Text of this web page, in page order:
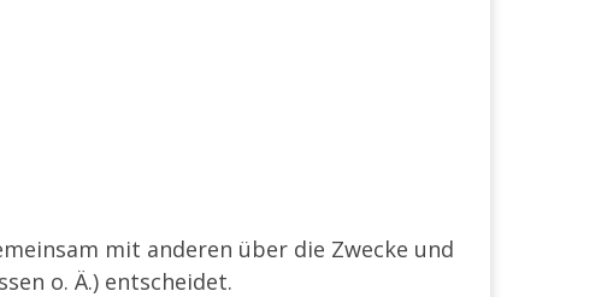
mit anderen über die Zwecke und
o. Ä.) entscheidet.